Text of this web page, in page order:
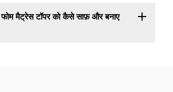
फोम मैट्रेस टॉपर को कैसे साफ़ और बनाए